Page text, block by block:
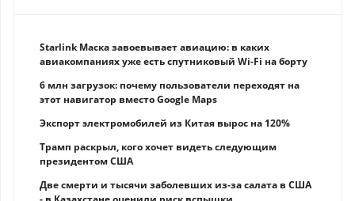
Starlink Маска завоевывает авиацию: в каких
авиакомпаниях уже есть спутниковый Wi-Fi на борту
6 млн загрузок: почему пользователи переходят на
этот навигатор вместо Google Maps
Экспорт электромобилей из Китая вырос на 120%
Трамп раскрыл, кого хочет видеть следующим
президентом США
Две смерти и тысячи заболевших из-за салата в США